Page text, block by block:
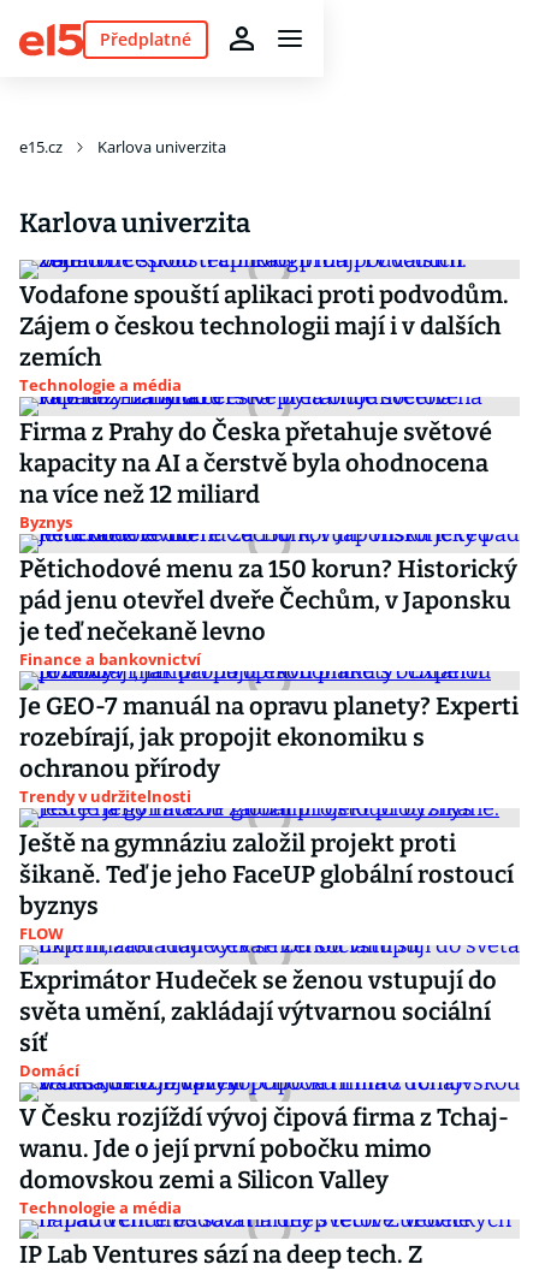
Předplatné
e15.cz Karlova univerzita
Karlova univerzita
Vodafone spouští aplikaci proti podvodům.
Zájem o českou technologii mají i v dalších
zemích
Technologie a média
Firma z Prahy do Česka přetahuje světové
kapacity na AI a čerstvě byla ohodnocena
na více než 12 miliard
Byznys
Pětichodové menu za 150 korun? Historický
pád jenu otevřel dveře Čechům, v Japonsku
je teď nečekaně levno
Finance a bankovnictví
Je GEO-7 manuál na opravu planety? Experti
rozebírají, jak propojit ekonomiku s
ochranou přírody
Trendy v udržitelnosti
Ještě na gymnáziu založil projekt proti
šikaně. Teď je jeho FaceUP globální rostoucí
byznys
FLOW
Exprimátor Hudeček se ženou vstupují do
světa umění, zakládají výtvarnou sociální
síť
Domácí
V Česku rozjíždí vývoj čipová firma z Tchaj-
wanu. Jde o její první pobočku mimo
domovskou zemi a Silicon Valley
Technologie a média
IP Lab Ventures sází na deep tech. Z